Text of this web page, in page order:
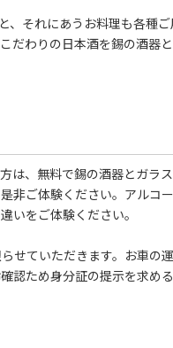
、それにあうお料理も各種
だわりの日本酒を錫の酒器
は、無料で錫の酒器とガラ
非ご体験ください。アルコ
いをご体験ください。
せていただきます。お車の
認ため身分証の提示を求め